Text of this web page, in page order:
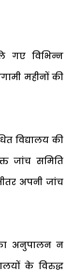
गए विभिन्न
महीनों की
विद्यालय की
जांच समिति
अपनी जांच
अनुपालन न
के विरुद्ध